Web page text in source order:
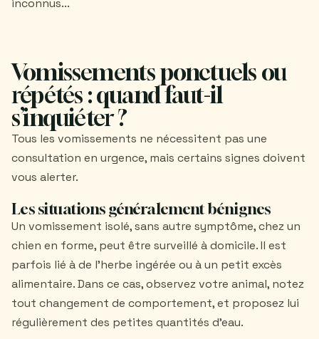
inconnus...
Vomissements ponctuels ou
répétés : quand faut-il
s’inquiéter ?
Tous les vomissements ne nécessitent pas une
consultation en urgence, mais certains signes doivent
vous alerter.
Les situations généralement bénignes
Un vomissement isolé, sans autre symptôme, chez un
chien en forme, peut être surveillé à domicile. Il est
parfois lié à de l’herbe ingérée ou à un petit excès
alimentaire. Dans ce cas, observez votre animal, notez
tout changement de comportement, et proposez lui
régulièrement des petites quantités d'eau.